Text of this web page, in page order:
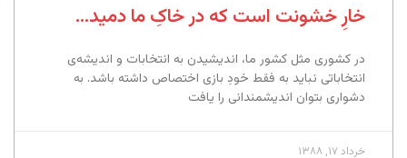
خارِ خشونت است که در خاکِ ما دمید…
در کشوری مثل کشور ما، اندیشیدن به انتخابات و اندیشه‌ی
انتخاباتی نباید به فقط خودِ بازی اختصاص داشته باشد. به
دشواری بتوان اندیشمندانی را یافت
خرداد ۱۷, ۱۳۸۸